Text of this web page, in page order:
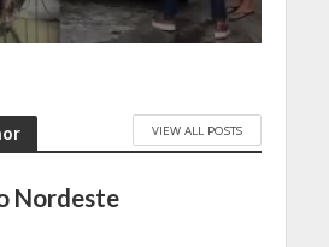
VIEW ALL POSTS
Nordeste